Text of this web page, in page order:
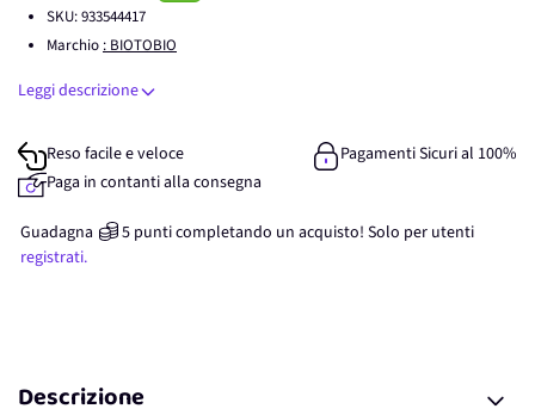
SKU:933544417
Marchio : BIOTOBIO
Leggi descrizione
Reso facile e veloce
Pagamenti Sicuri al 100%
Paga in contanti alla consegna
Guadagna 5 punticompletando un acquisto! Solo per utenti
registrati.
Descrizione